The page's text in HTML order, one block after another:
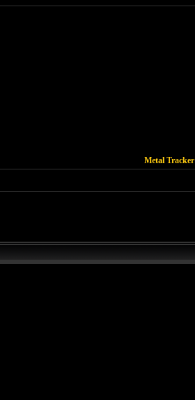
Metal Tracker